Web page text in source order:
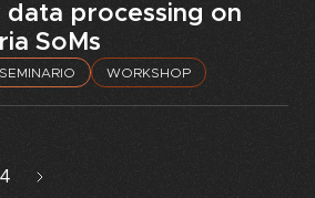
data processing on
SoMs
SEMINARIO WORKSHOP
4